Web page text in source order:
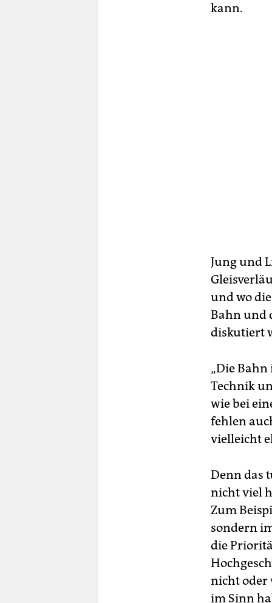
kann.
Jung und
und wo die
Bahn und
diskutiert
„Die
Technik
wie bei
fehlen
vielleicht
Denn das
nicht viel
Zum
sondern
die
nicht oder
im Sinn